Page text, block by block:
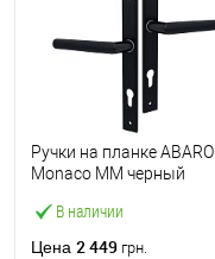
В наличии
Ручки на планке ABARO
Monaco MM черный
Цена 2 449 грн.